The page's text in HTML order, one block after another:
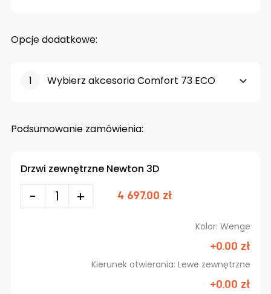
Opcje dodatkowe:
Wybierz akcesoria Comfort 73 ECO
Podsumowanie zamówienia:
Drzwi zewnętrzne Newton 3D
- + 4 697.00 zł
Kolor: Wenge
+0.00 zł
Kierunek otwierania: Lewe zewnętrzne
+0.00 zł